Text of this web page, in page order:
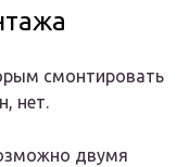
смонтировать
нет.
двумя